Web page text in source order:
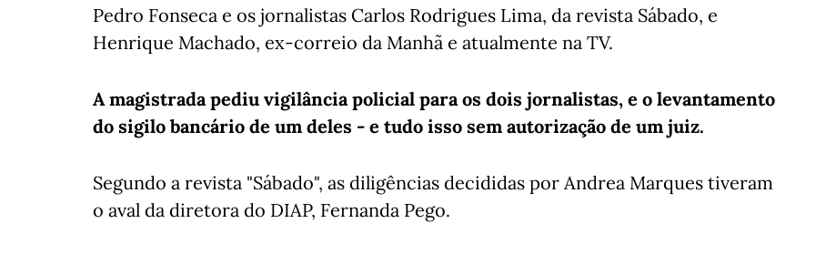
Pedro Fonseca e os jornalistas Carlos Rodrigues Lima, da revista Sábado, e
Henrique Machado, ex-correio da Manhã e atualmente na TV.
A magistrada pediu vigilância policial para os dois jornalistas, e o levantamento
do sigilo bancário de um deles - e tudo isso sem autorização de um juiz.
Segundo a revista "Sábado", as diligências decididas por Andrea Marques tiveram
o aval da diretora do DIAP, Fernanda Pego.